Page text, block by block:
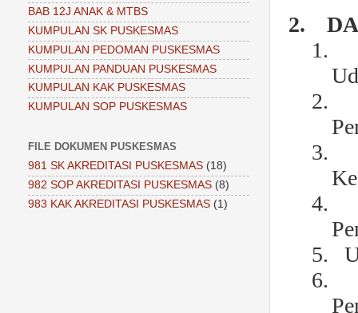
2.
1.
2.
3.
4.
5.
6.
BAB 12J ANAK & MTBS
KUMPULAN SK PUSKESMAS
KUMPULAN PEDOMAN PUSKESMAS
KUMPULAN PANDUAN PUSKESMAS
KUMPULAN KAK PUSKESMAS
KUMPULAN SOP PUSKESMAS
FILE DOKUMEN PUSKESMAS
981 SK AKREDITASI PUSKESMAS (18)
982 SOP AKREDITASI PUSKESMAS (8)
983 KAK AKREDITASI PUSKESMAS (1)